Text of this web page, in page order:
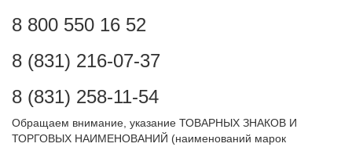
8 800 550 16 52
8 (831) 216-07-37
8 (831) 258-11-54
Обращаем внимание, указание ТОВАРНЫХ ЗНАКОВ И
ТОРГОВЫХ НАИМЕНОВАНИЙ (наименований марок